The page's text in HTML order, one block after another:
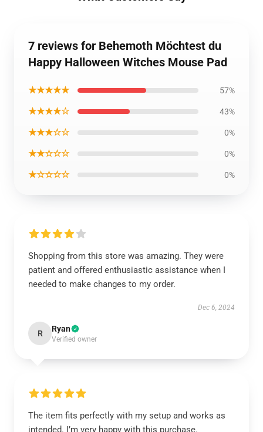
7 reviews for Behemoth Möchtest du
Happy Halloween Witches Mouse Pad
★★★★★ 57%
★★★★☆ 43%
★★★☆☆ 0%
★★☆☆☆ 0%
★☆☆☆☆ 0%
Shopping from this store was amazing. They were
patient and offered enthusiastic assistance when I
needed to make changes to my order.
Dec 6, 2024
R Ryan
Verified owner
The item fits perfectly with my setup and works as
intended. I’m very happy with this purchase.